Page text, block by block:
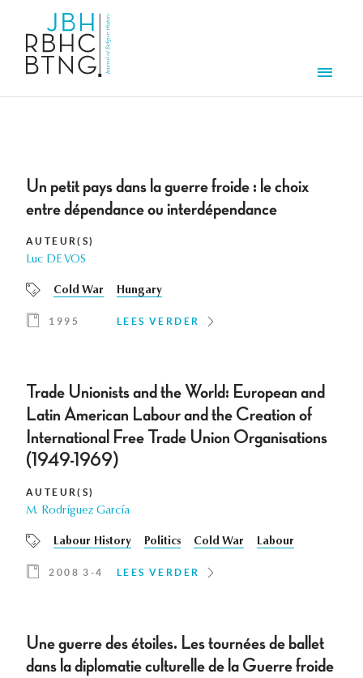
Un petit pays dans la guerre froide : le choix
entre dépendance ou interdépendance
AUTEUR(S)
Luc DE VOS
Cold War Hungary
1995 LEES VERDER
Trade Unionists and the World: European and
Latin American Labour and the Creation of
International Free Trade Union Organisations
(1949-1969)
AUTEUR(S)
M. Rodríguez García
Labour History Politics Cold War Labour
2008 3-4 LEES VERDER
Une guerre des étoiles. Les tournées de ballet
dans la diplomatie culturelle de la Guerre froide